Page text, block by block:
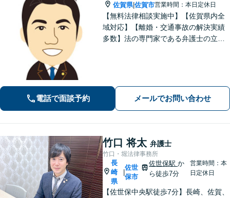
佐賀県|佐賀市営業時間：本日定休日
【無料法律相談実施中】【佐賀県内全
域対応】【離婚・交通事故の解決実績
多数】法の専門家である弁護士の立場
電話で面談予約 メールでお問い合わせ
竹口 将太 弁護士
竹口・堀法律事務所
長
崎
県
佐世
保市
佐世保駅か
ら徒歩7分
営業時間：本
日定休日
【佐世保中央駅徒歩7分】長崎、佐賀、